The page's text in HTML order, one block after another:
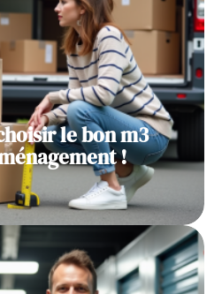
le bon m3
!